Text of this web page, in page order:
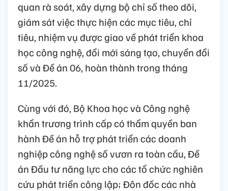
quan rà soát, xây dựng bộ chỉ số theo dõi,
giám sát việc thực hiện các mục tiêu, chỉ
tiêu, nhiệm vụ được giao về phát triển khoa
học công nghệ, đổi mới sáng tạo, chuyển đổi
số và Đề án 06, hoàn thành trong tháng
11/2025.
Cùng với đó, Bộ Khoa học và Công nghệ
khẩn trương trình cấp có thẩm quyền ban
hành Đề án hỗ trợ phát triển các doanh
nghiệp công nghệ số vươn ra toàn cầu, Đề
án Đầu tư năng lực cho các tổ chức nghiên
cứu phát triển công lập; Đôn đốc các nhà